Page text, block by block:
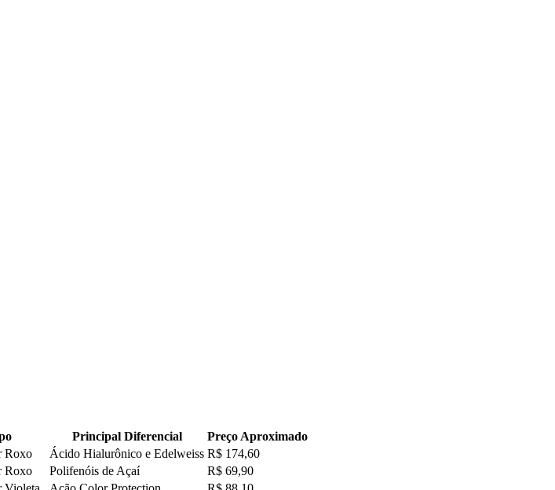
Principal Diferencial
Preço Aproximado
Roxo Ácido Hialurônico e Edelweiss R$ 174,60
Roxo Polifenóis de Açaí
R$ 69,90